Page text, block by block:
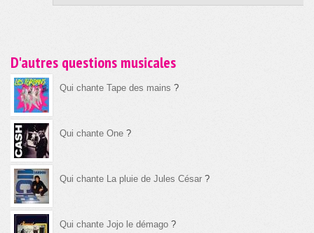
D'autres questions musicales
Qui chante Tape des mains ?
Qui chante One ?
Qui chante La pluie de Jules César ?
Qui chante Jojo le démago ?